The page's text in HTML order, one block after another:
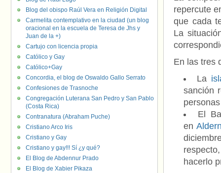
repercute
que cada
La
En las tres
La
sanción
El
en
hacerlo
Blog del obispo Raúl Vera en Religión Digital
Carmelita contemplativo en la ciudad (un blog
oracional en la escuela de Teresa de Jhs y
Juan de la +)
Cartujo con licencia propia
Católico y Gay
Católico+Gay
Concordia, el blog de Oswaldo Gallo Serrato
Confesiones de Trasnoche
Congregación Luterana San Pedro y San Pablo
(Costa Rica)
Contranatura (Abraham Puche)
Cristiano Arco Iris
Cristiano y Gay
Cristiano y gay!!! Sí ¿y qué?
El Blog de Abdennur Prado
El Blog de Xabier Pikaza